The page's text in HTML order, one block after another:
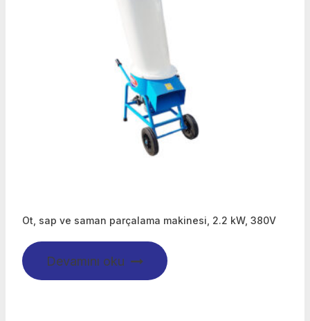
Ot, sap ve saman parçalama makinesi, 2.2 kW, 380V
Devamını oku